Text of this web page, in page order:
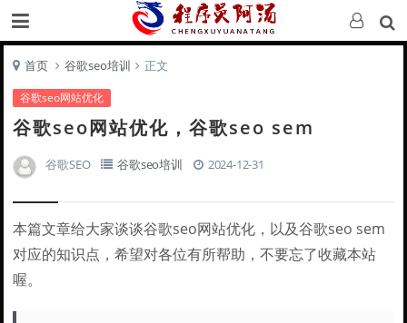
首页 谷歌seo培训 正文
谷歌seo网站优化
谷歌seo网站优化，谷歌seo sem
谷歌SEO 谷歌seo培训 2024-12-31
本篇文章给大家谈谈谷歌seo网站优化，以及谷歌seo sem
对应的知识点，希望对各位有所帮助，不要忘了收藏本站
喔。